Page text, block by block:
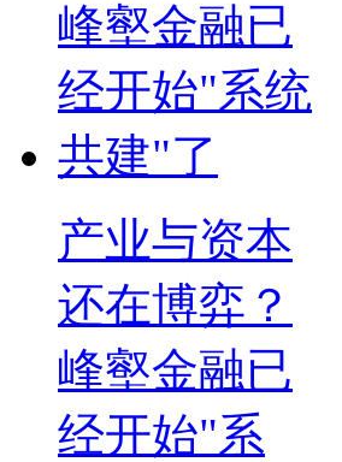
产业与资本
还在博弈？
峰壑金融已
经开始"系